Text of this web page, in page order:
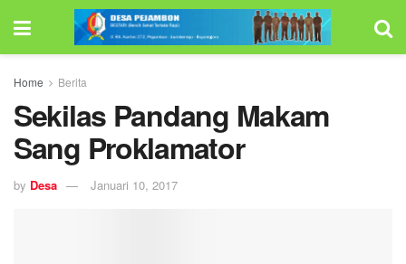
Home Berita
Sekilas Pandang Makam
Sang Proklamator
by Desa Januari 10, 2017